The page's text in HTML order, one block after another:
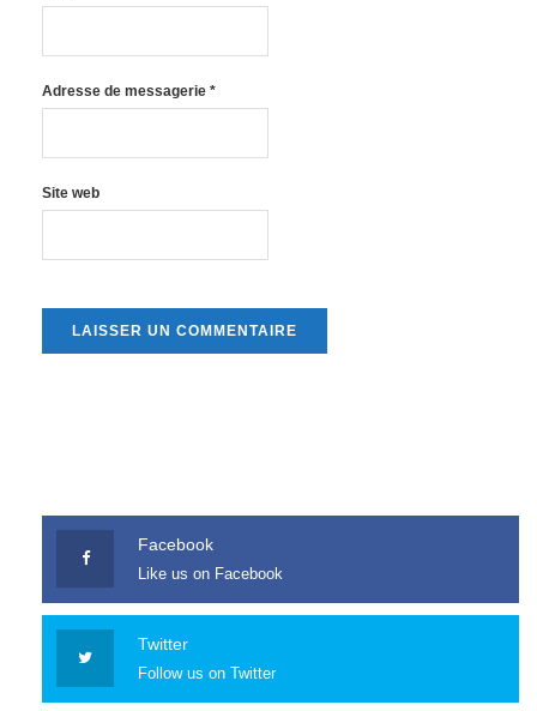
Adresse de messagerie *
Site web
Facebook
Like us on Facebook
Twitter
Follow us on Twitter